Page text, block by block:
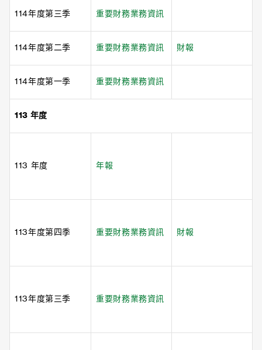
114年度第三季 重要財務業務資訊
114年度第二季 重要財務業務資訊 財報
114年度第一季 重要財務業務資訊
113 年度
113 年度 年報
113年度第四季 重要財務業務資訊 財報
113年度第三季 重要財務業務資訊